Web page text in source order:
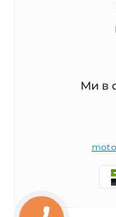
Ми в